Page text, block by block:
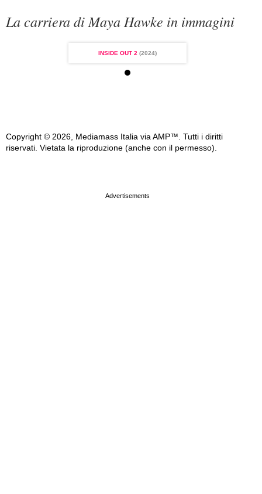
La carriera di Maya Hawke in immagini
INSIDE OUT 2 (2024)
Copyright © 2026, Mediamass Italia via AMP™. Tutti i diritti
riservati. Vietata la riproduzione (anche con il permesso).